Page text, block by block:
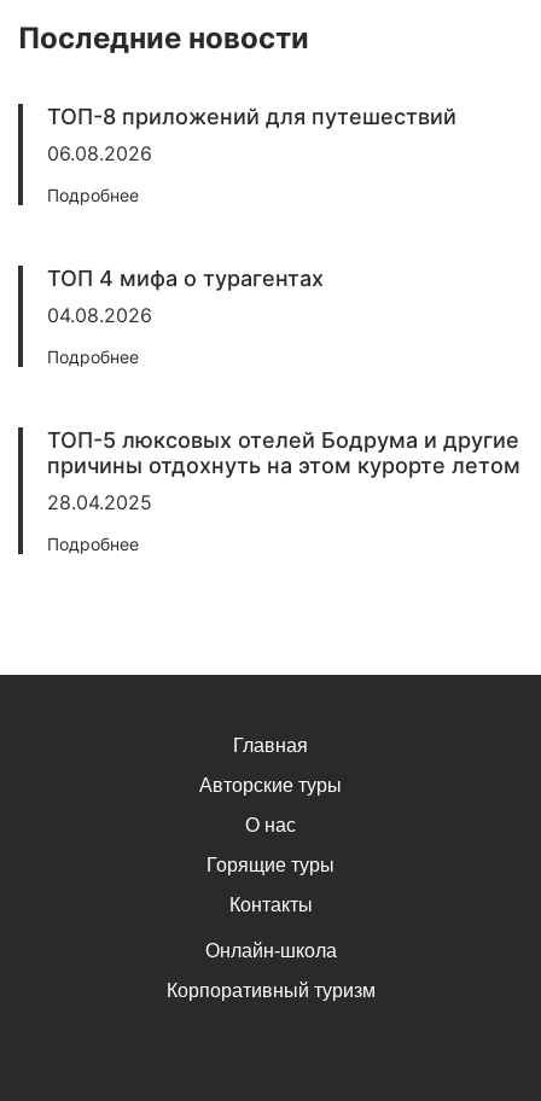
Последние новости
ТОП-8 приложений для путешествий
06.08.2026
Подробнее
ТОП 4 мифа о турагентах
04.08.2026
Подробнее
ТОП-5 люксовых отелей Бодрума и другие
причины отдохнуть на этом курорте летом
28.04.2025
Подробнее
Главная
Авторские туры
О нас
Горящие туры
Контакты
Онлайн-школа
Корпоративный туризм